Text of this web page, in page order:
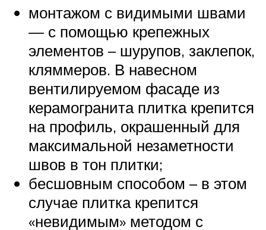
монтажом с видимыми швами
— с помощью крепежных
элементов – шурупов, заклепок,
кляммеров. В навесном
вентилируемом фасаде из
керамогранита плитка крепится
на профиль, окрашенный для
максимальной незаметности
швов в тон плитки;
бесшовным способом – в этом
случае плитка крепится
«невидимым» методом с